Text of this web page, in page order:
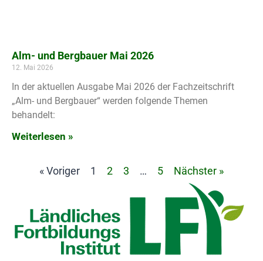
Alm- und Bergbauer Mai 2026
12. Mai 2026
In der aktuellen Ausgabe Mai 2026 der Fachzeitschrift
„Alm- und Bergbauer“ werden folgende Themen
behandelt:
Weiterlesen »
« Voriger 1 2 3 … 5 Nächster »